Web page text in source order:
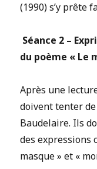
(1990) s’y prête
Séance 2 –
du poème « Le
Après une
doivent tenter
Baudelaire. Ils
des expressions
masque » et «